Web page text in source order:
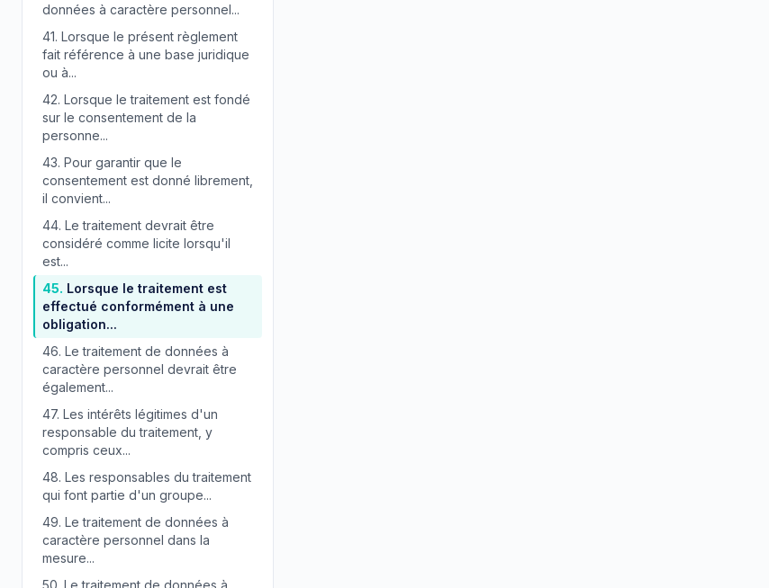
données à caractère personnel...
41. Lorsque le présent règlement
fait référence à une base juridique
ou à...
42. Lorsque le traitement est fondé
sur le consentement de la
personne...
43. Pour garantir que le
consentement est donné librement,
il convient...
44. Le traitement devrait être
considéré comme licite lorsqu'il
est...
45. Lorsque le traitement est
effectué conformément à une
obligation...
46. Le traitement de données à
caractère personnel devrait être
également...
47. Les intérêts légitimes d'un
responsable du traitement, y
compris ceux...
48. Les responsables du traitement
qui font partie d'un groupe...
49. Le traitement de données à
caractère personnel dans la
mesure...
50. Le traitement de données à